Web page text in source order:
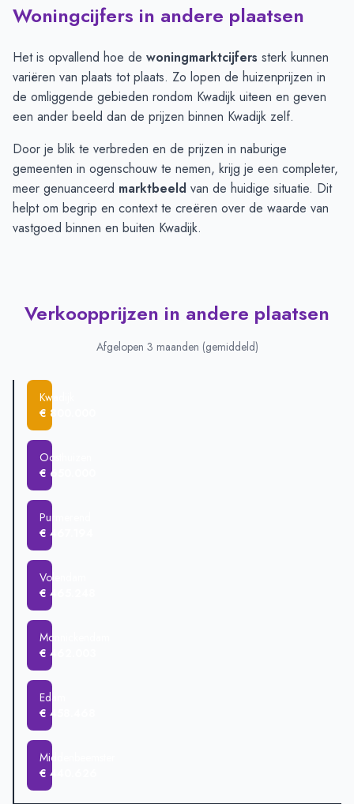
Woningcijfers in andere plaatsen
Het is opvallend hoe de woningmarktcijfers sterk kunnen
variëren van plaats tot plaats. Zo lopen de huizenprijzen in
de omliggende gebieden rondom Kwadijk uiteen en geven
een ander beeld dan de prijzen binnen Kwadijk zelf.
Door je blik te verbreden en de prijzen in naburige
gemeenten in ogenschouw te nemen, krijg je een completer,
meer genuanceerd marktbeeld van de huidige situatie. Dit
helpt om begrip en context te creëren over de waarde van
vastgoed binnen en buiten Kwadijk.
Verkoopprijzen in andere plaatsen
Afgelopen 3 maanden (gemiddeld)
Kwadijk
€ 800.000
Oosthuizen
€ 650.000
Purmerend
€ 467.194
Volendam
€ 465.248
Monnickendam
€ 462.003
Edam
€ 458.468
Middenbeemster
€ 440.626